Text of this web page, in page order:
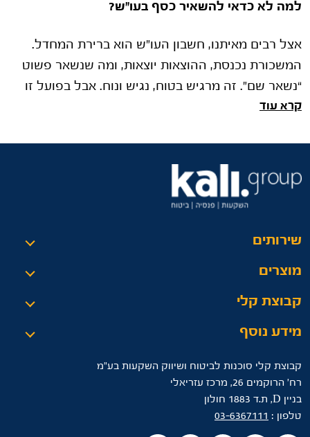
למה לא כדאי להשאיר כסף בעו"ש?
אצל רבים מאיתנו, חשבון העו"ש הוא ברירת המחדל.
המשכורת נכנסת, ההוצאות יוצאות, ומה שנשאר פשוט
“נשאר שם”. זה מרגיש בטוח, נגיש ונוח. אבל בפועל זו
אחת ההתנהגויות הפיננסיות
קרא עוד
שירותים
מוצרים
קבוצת קלי
מידע נוסף
קבוצת קלי סוכנות לביטוח ושיווק השקעות בע"מ
רח’ הרוקמים 26, מרכז עזריאלי
בניין D, ת.ד 1883 חולון
טלפון : 03-6367111